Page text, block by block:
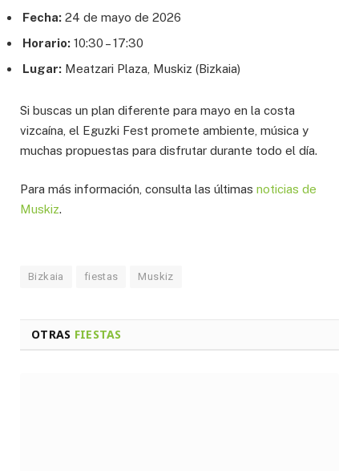
Fecha: 24 de mayo de 2026
Horario: 10:30 – 17:30
Lugar: Meatzari Plaza, Muskiz (Bizkaia)
Si buscas un plan diferente para mayo en la costa
vizcaína, el Eguzki Fest promete ambiente, música y
muchas propuestas para disfrutar durante todo el día.
Para más información, consulta las últimas noticias de
Muskiz.
Bizkaia fiestas Muskiz
OTRAS FIESTAS